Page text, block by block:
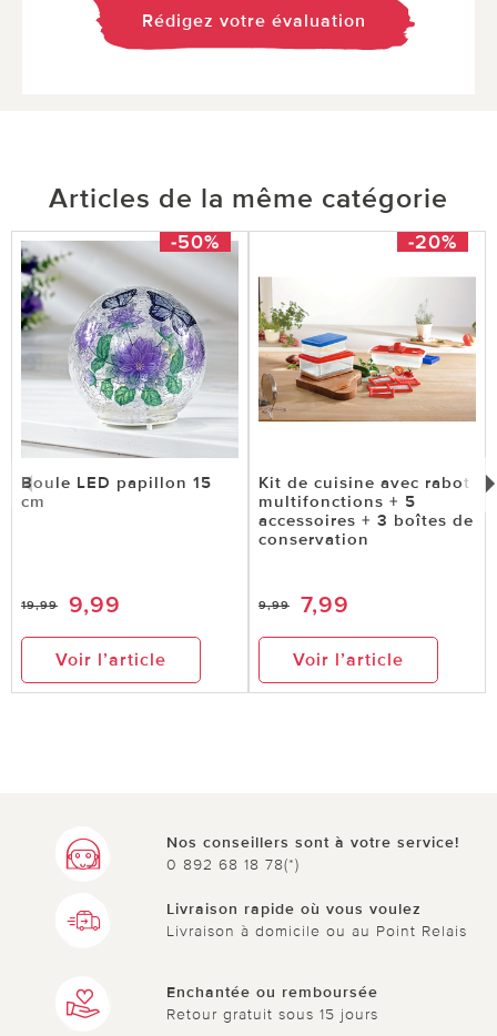
Rédigez votre évaluation
Articles de la même catégorie
-50%
Boule LED papillon 15
cm
19,99 9,99
Voir l’article
-20%
Kit de cuisine avec rabot
multifonctions + 5
accessoires + 3 boîtes de
conservation
9,99 7,99
Voir l’article
Nos conseillers sont à votre service!
0 892 68 18 78(*)
Livraison rapide où vous voulez
Livraison à domicile ou au Point Relais
Enchantée ou remboursée
Retour gratuit sous 15 jours